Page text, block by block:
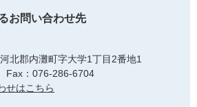
お問い合わせ先
北郡内灘町字大学1丁目2番地1
Fax：076-286-6704
せはこちら